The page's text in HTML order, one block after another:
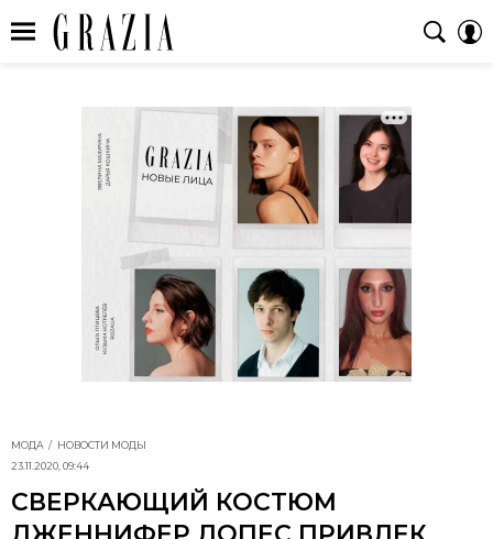
МОДА
НОВОСТИ МОДЫ
23.11.2020, 09:44
СВЕРКАЮЩИЙ КОСТЮМ